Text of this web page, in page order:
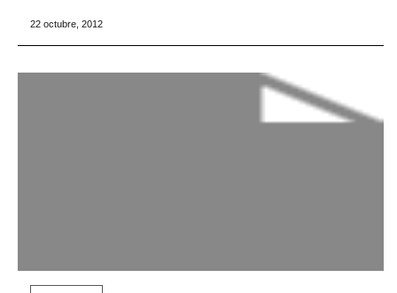
22 octubre, 2012